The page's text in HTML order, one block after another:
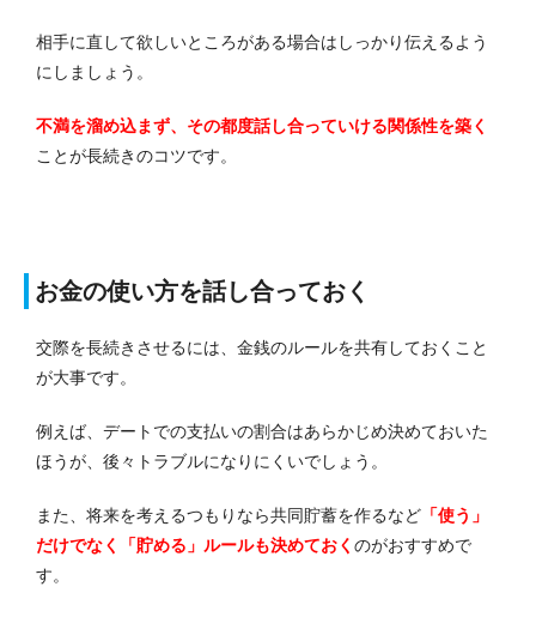
相手に直して欲しいところがある場合はしっかり伝えるよう
にしましょう。
不満を溜め込まず、その都度話し合っていける関係性を築く
ことが長続きのコツです。
お金の使い方を話し合っておく
交際を長続きさせるには、金銭のルールを共有しておくこと
が大事です。
例えば、デートでの支払いの割合はあらかじめ決めておいた
ほうが、後々トラブルになりにくいでしょう。
また、将来を考えるつもりなら共同貯蓄を作るなど 「使う」
だけでなく「貯める」ルールも決めておく のがおすすめで
す。